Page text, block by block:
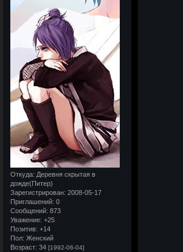
Откуда: Деревня скрытая в
дожде(Питер)
Зарегистрирован: 2008-05-17
Приглашений: 0
Сообщений: 873
Уважение: +25
Позитив: +14
Пол: Женский
Возраст: 34 [1992-06-04]